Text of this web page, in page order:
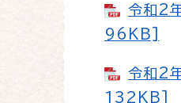
令和2
96KB]
令和2
132KB]